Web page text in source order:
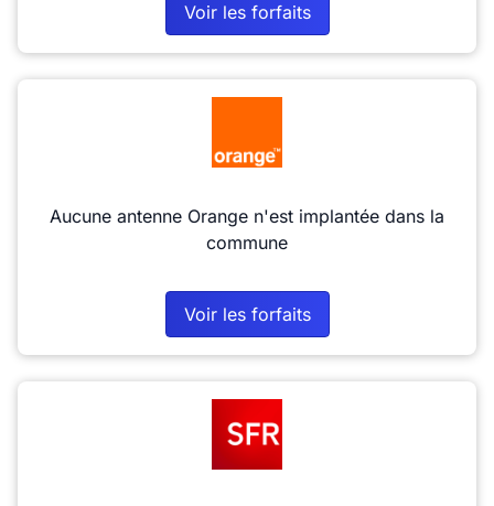
Voir les forfaits
Aucune antenne Orange n'est implantée dans la
commune
Voir les forfaits